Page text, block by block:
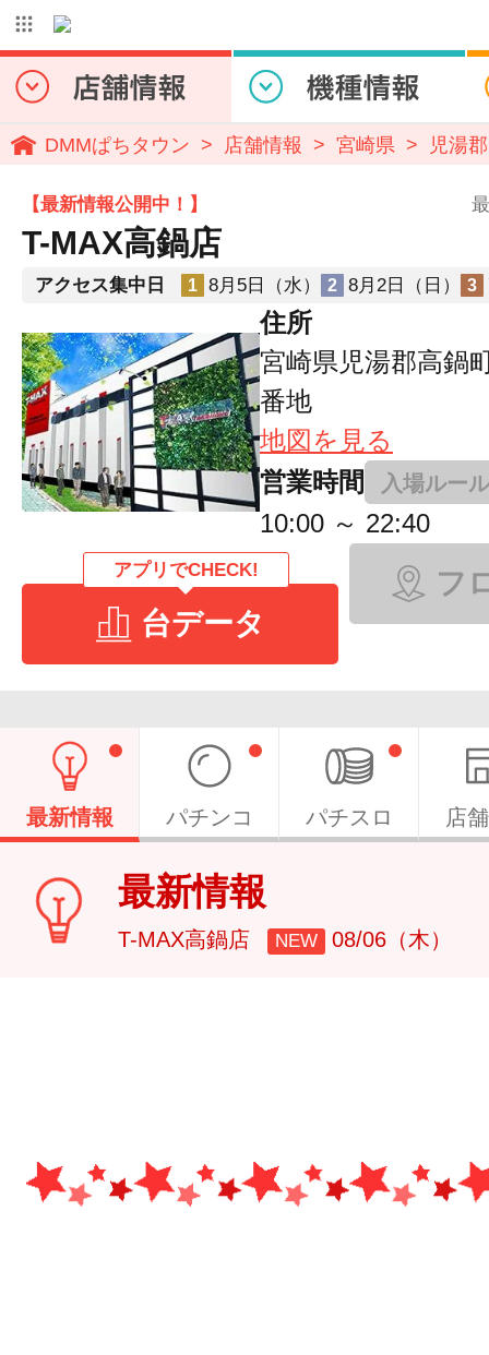
DMMぱちタウン 店舗情報 宮崎県 児湯郡
【最新情報公開中！】
T-MAX高鍋店
アクセス集中日 1 8月5日（水） 2 8月2日（日） 3
住所
宮崎県児湯郡高鍋
番地
地図を見る
営業時間
入場ルール
10:00 ～ 22:40
アプリでCHECK!
台データ
フ
最新情報 パチンコ パチスロ 店
最新情報
T-MAX高鍋店 NEW 08/06（木）